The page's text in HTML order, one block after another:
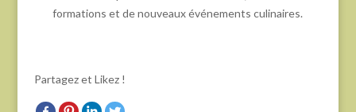
formations et de nouveaux événements culinaires.
Partagez et Likez !